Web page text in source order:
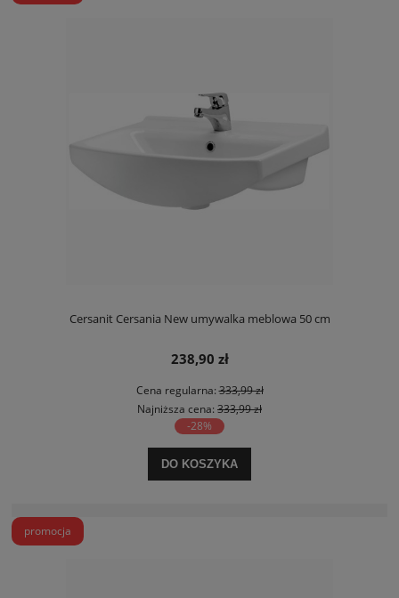
Cersanit Cersania New umywalka meblowa 50 cm
238,90 zł
Cena regularna:333,99 zł
Najniższa cena: 333,99 zł
-28%
DO KOSZYKA
promocja